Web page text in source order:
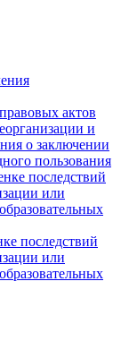
актов
и
о заключении
пользования
последствий
или
последствий
или